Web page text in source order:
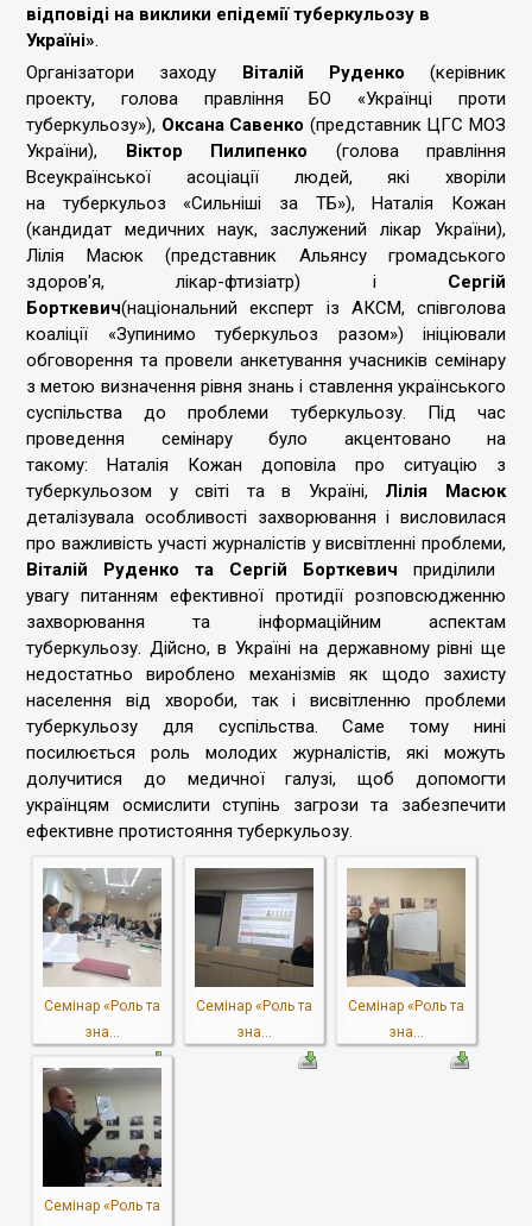
відповіді на виклики епідемії туберкульозу в
Україні».
Організатори заходу Віталій Руденко (керівник
проекту, голова правління БО «Українці проти
туберкульозу»), Оксана Савенко (представник ЦГС МОЗ
України), Віктор Пилипенко (голова правління
Всеукраїнської асоціації людей, які хворіли
на туберкульоз «Сильніші за ТБ»), Наталія Кожан
(кандидат медичних наук, заслужений лікар України),
Лілія Масюк (представник Альянсу громадського
здоров'я, лікар-фтизіатр) іСергій
Борткевич(національний експерт із АКСМ, співголова
коаліції «Зупинимо туберкульоз разом») ініціювали
обговорення та провели анкетування учасників семінару
з метою визначення рівня знань і ставлення українського
суспільства до проблеми туберкульозу. Під час
проведення семінару було акцентовано на
такому: Наталія Кожан доповіла про ситуацію з
туберкульозом у світі та в Україні, Лілія Масюк
деталізувала особливості захворювання і висловилася
про важливість участі журналістів у висвітленні проблеми,
Віталій Руденко та Сергій Борткевич приділили
увагу питанням ефективної протидії розповсюдженню
захворювання та інформаційним аспектам
туберкульозу. Дійсно, в Україні на державному рівні ще
недостатньо вироблено механізмів як щодо захисту
населення від хвороби, так і висвітленню проблеми
туберкульозу для суспільства. Саме тому нині
посилюється роль молодих журналістів, які можуть
долучитися до медичної галузі, щоб допомогти
українцям осмислити ступінь загрози та забезпечити
ефективне протистояння туберкульозу.
Cемінар «Роль та
зна...
Cемінар «Роль та
зна...
Cемінар «Роль та
зна...
Cемінар «Роль та